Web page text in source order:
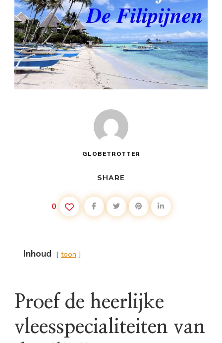
GLOBETROTTER
SHARE
0
Inhoud toon
Proef de heerlijke
vleesspecialiteiten van